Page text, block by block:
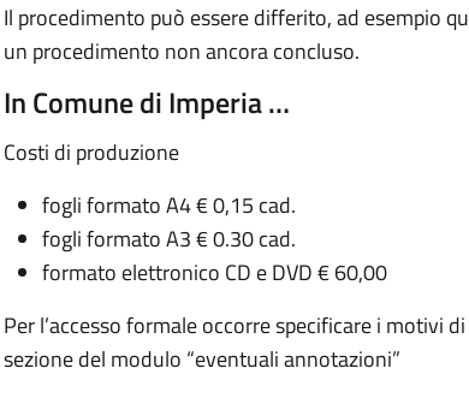
Il procedimento può essere differito, ad esempio
un procedimento non ancora concluso.
In Comune di Imperia …
Costi di produzione
fogli formato A4 € 0,15 cad.
fogli formato A3 € 0.30 cad.
formato elettronico CD e DVD € 60,00
Per l’accesso formale occorre specificare i motivi
sezione del modulo “eventuali annotazioni”